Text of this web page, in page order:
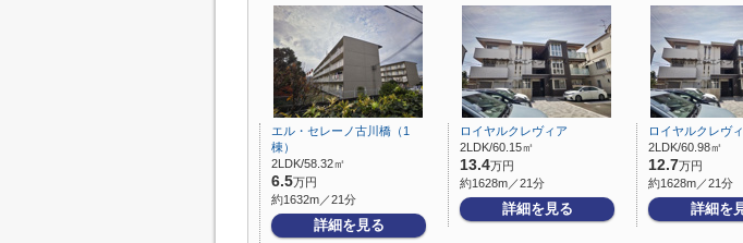
エル・セレーノ古川橋（1
棟）
2LDK/58.32㎡
6.5万円
約1632m／21分
詳細を見る
ロイヤルクレヴィア
2LDK/60.15㎡
13.4万円
約1628m／21分
詳細を見る
ロイヤルクレヴ
2LDK/60.98㎡
12.7万円
約1628m／21分
詳細を